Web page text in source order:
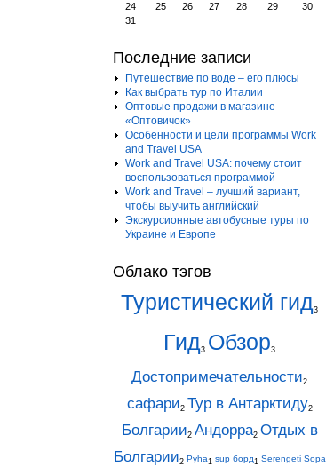
24
25 26 27 28 29
30
31
Последние записи
Путешествие по воде – его плюсы
Как выбрать тур по Италии
Оптовые продажи в магазине
«Оптовичок»
Особенности и цели программы Work
and Travel USA
Work and Travel USA: почему стоит
воспользоваться программой
Work and Travel – лучший вариант,
чтобы выучить английский
Экскурсионные автобусные туры по
Украине и Европе
Облако тэгов
Туристический гид3
Гид3 Обзор3
Достопримечательности2
сафари2 Тур в Антарктиду2
Болгарии2 Андорра2 Отдых в
Болгарии2 Pyha1 sup борд1 Serengeti Sopa